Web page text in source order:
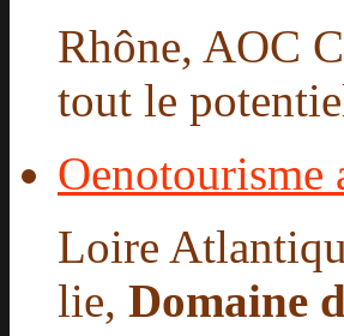
Rhône, AOC
tout le
Oenotourisme
Loire
lie, Domaine